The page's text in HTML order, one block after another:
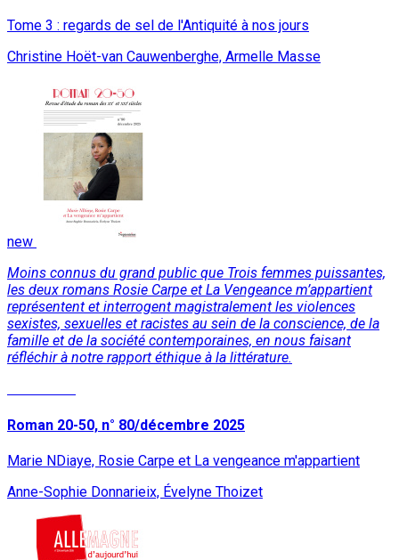
Tome 3 : regards de sel de l'Antiquité à nos jours
Christine Hoët-van Cauwenberghe, Armelle Masse
new
Moins connus du grand public que Trois femmes puissantes,
les deux romans Rosie Carpe et La Vengeance m’appartient
représentent et interrogent magistralement les violences
sexistes, sexuelles et racistes au sein de la conscience, de la
famille et de la société contemporaines, en nous faisant
réfléchir à notre rapport éthique à la littérature.
Roman 20-50, n° 80/décembre 2025
Marie NDiaye, Rosie Carpe et La vengeance m'appartient
Anne-Sophie Donnarieix, Évelyne Thoizet